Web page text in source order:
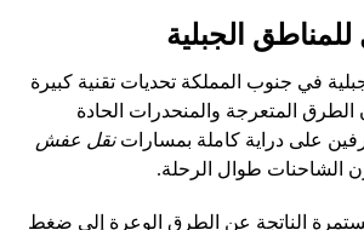
الجبلية
في جنوب المملكة تحديات تقنية كبيرة
الطرق المتعرجة والمنحدرات الحادة
على دراية كاملة بمساراتنقل عفش
الشاحنات طوال الرحلة.
الناتجة عن الطرق الوعرة إلى ضغط